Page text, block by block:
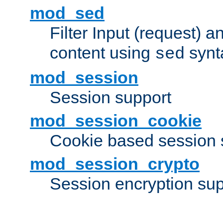
mod_sed
Filter Input (request)
content using sed
mod_session
Session support
mod_session_cookie
Cookie based session
mod_session_crypto
Session encryption